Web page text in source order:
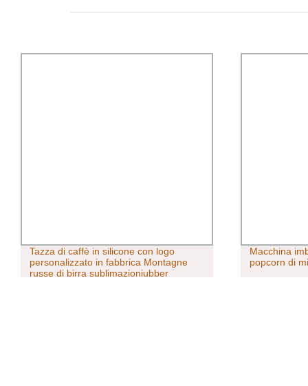
Tazza di caffè in silicone con logo
personalizzato in fabbrica Montagne
russe di birra sublimazioniubber
Macchina
popcorn di